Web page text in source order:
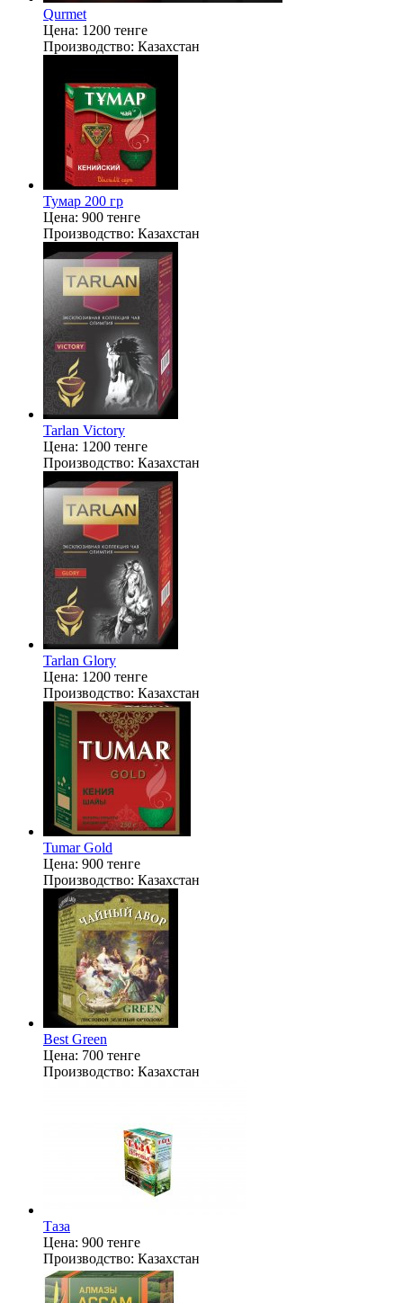
Qurmet
Цена: 1200 тенге
Производство: Казахстан
Тумар 200 гр
Цена: 900 тенге
Производство: Казахстан
Tarlan Victory
Цена: 1200 тенге
Производство: Казахстан
Tarlan Glory
Цена: 1200 тенге
Производство: Казахстан
Tumar Gold
Цена: 900 тенге
Производство: Казахстан
Best Green
Цена: 700 тенге
Производство: Казахстан
Таза
Цена: 900 тенге
Производство: Казахстан